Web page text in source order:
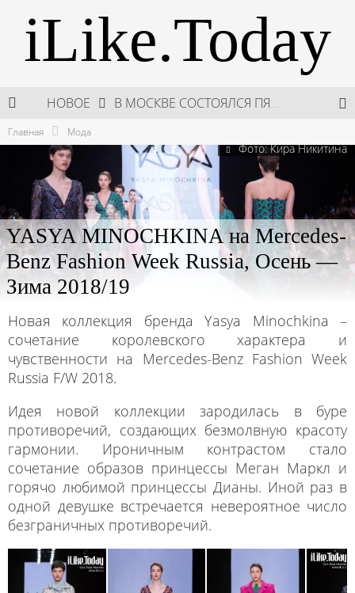
iLike.Today
НОВОЕ В МОСКВЕ СОСТОЯЛСЯ ПЯТЫЙ СЕЗОН НЕДЕЛИ ВЫСОКОЙ МОДЫ РОССИИ
ШКОЛА ШЕФА: КУХНЯ НОВОГО ВРЕМЕНИ 2026
ПОДАРКИ, КОТОРЫЕ ТОЧНО ПОРАДУЮТ БЛИЗКИХ В МАЙСКИЕ ПРАЗДНИКИ
Главная Мода
Фото: Кира Никитина
YASYA MINOCHKINA на Mercedes-
Benz Fashion Week Russia, Осень —
Зима 2018/19
Новая коллекция бренда Yasya Minochkina –
сочетание королевского характера и
чувственности на Mercedes-Benz Fashion Week
Russia F/W 2018.
Идея новой коллекции зародилась в буре
противоречий, создающих безмолвную красоту
гармонии. Ироничным контрастом стало
сочетание образов принцессы Меган Маркл и
горячо любимой принцессы Дианы. Иной раз в
одной девушке встречается невероятное число
безграничных противоречий.